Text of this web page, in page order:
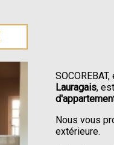
Lauragais,
Nous vous
extérieure.